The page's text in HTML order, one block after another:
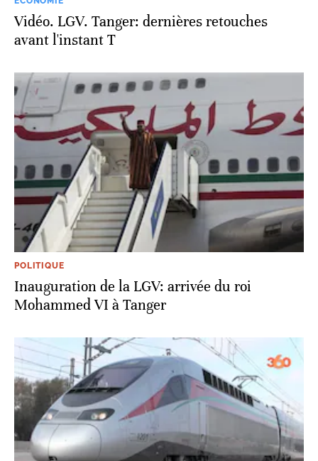
Vidéo. LGV. Tanger: dernières retouches
avant l'instant T
POLITIQUE
Inauguration de la LGV: arrivée du roi
Mohammed VI à Tanger